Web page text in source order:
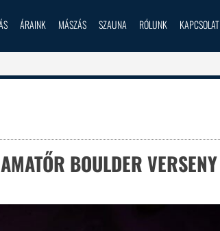
ÁRAINK MÁSZÁS SZAUNA RÓLUNK KAPCSOLAT
BOULDER VERSENY